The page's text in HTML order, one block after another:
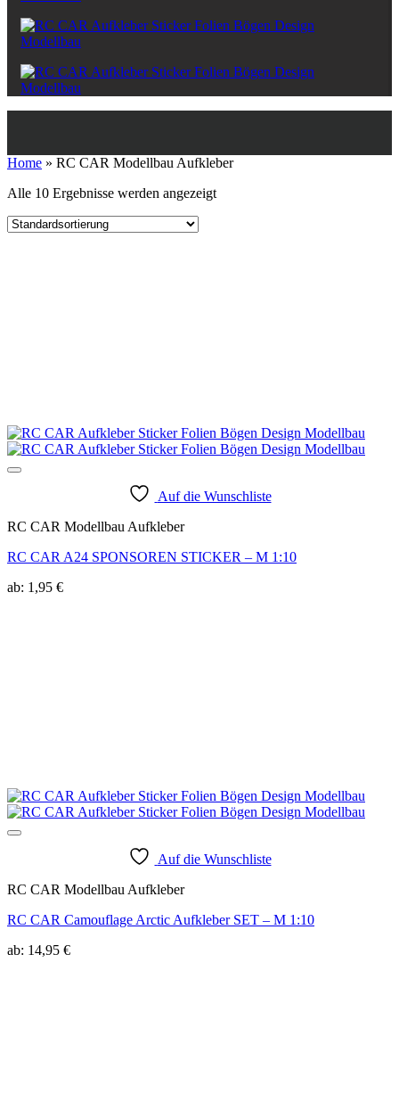
Home » RC CAR Modellbau Aufkleber
Alle 10 Ergebnisse werden angezeigt
Auf die Wunschliste
RC CAR Modellbau Aufkleber
RC CAR A24 SPONSOREN STICKER – M 1:10
ab: 1,95 €
Auf die Wunschliste
RC CAR Modellbau Aufkleber
RC CAR Camouflage Arctic Aufkleber SET – M 1:10
ab: 14,95 €